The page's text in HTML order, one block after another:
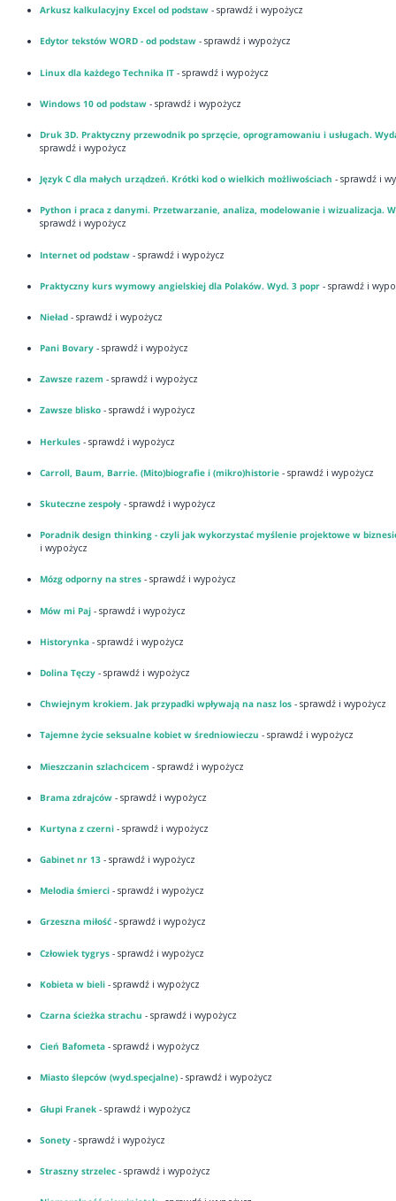
Arkusz kalkulacyjny Excel od podstaw- sprawdź i wypożycz
Edytor tekstów WORD - od podstaw- sprawdź i wypożycz
Linux dla każdego Technika IT - sprawdź i wypożycz
Windows 10 od podstaw- sprawdź i wypożycz
Druk 3D. Praktyczny przewodnik po sprzęcie, oprogramowaniu i usługach.
sprawdź i wypożycz
Język C dla małych urządzeń. Krótki kod o wielkich możliwościach - sprawdź i
Python i praca z danymi. Przetwarzanie, analiza, modelowanie i wizualizacja.
sprawdź i wypożycz
Internet od podstaw- sprawdź i wypożycz
Praktyczny kurs wymowy angielskiej dla Polaków. Wyd. 3 popr- sprawdź i
Nieład - sprawdź i wypożycz
Pani Bovary- sprawdź i wypożycz
Zawsze razem - sprawdź i wypożycz
Zawsze blisko- sprawdź i wypożycz
Herkules- sprawdź i wypożycz
Carroll, Baum, Barrie. (Mito)biografie i (mikro)historie- sprawdź i wypożycz
Skuteczne zespoły- sprawdź i wypożycz
Poradnik design thinking - czyli jak wykorzystać myślenie projektowe w
i wypożycz
Mózg odporny na stres- sprawdź i wypożycz
Mów mi Paj- sprawdź i wypożycz
Historynka - sprawdź i wypożycz
Dolina Tęczy- sprawdź i wypożycz
Chwiejnym krokiem. Jak przypadki wpływają na nasz los- sprawdź i wypożycz
Tajemne życie seksualne kobiet w średniowieczu - sprawdź i wypożycz
Mieszczanin szlachcicem - sprawdź i wypożycz
Brama zdrajców- sprawdź i wypożycz
Kurtyna z czerni- sprawdź i wypożycz
Gabinet nr 13- sprawdź i wypożycz
Melodia śmierci - sprawdź i wypożycz
Grzeszna miłość- sprawdź i wypożycz
Człowiek tygrys- sprawdź i wypożycz
Kobieta w bieli- sprawdź i wypożycz
Czarna ścieżka strachu - sprawdź i wypożycz
Cień Bafometa- sprawdź i wypożycz
Miasto ślepców (wyd.specjalne) - sprawdź i wypożycz
Głupi Franek- sprawdź i wypożycz
Sonety - sprawdź i wypożycz
Straszny strzelec- sprawdź i wypożycz